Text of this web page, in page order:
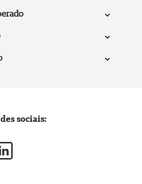
sociais: